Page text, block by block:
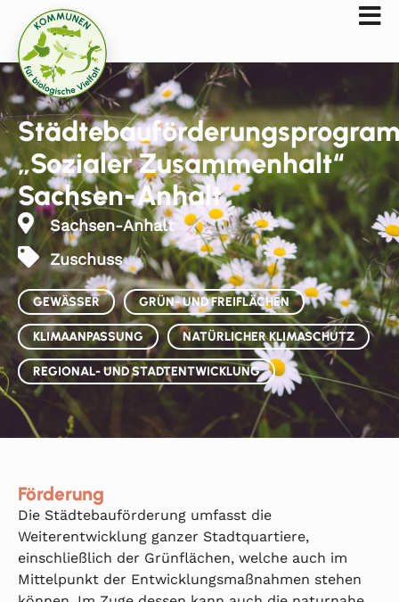
„Sozialer Zusammenhalt“
Sachsen-Anhalt
Sachsen-Anhalt
Zuschuss
GEWÄSSER GRÜN- UND FREIFLÄCHEN
KLIMAANPASSUNG NATÜRLICHER KLIMASCHUTZ
REGIONAL- UND STADTENTWICKLUNG
Förderung
Die Städtebauförderung umfasst die
Weiterentwicklung ganzer Stadtquartiere,
einschließlich der Grünflächen, welche auch im
Mittelpunkt der Entwicklungsmaßnahmen stehen